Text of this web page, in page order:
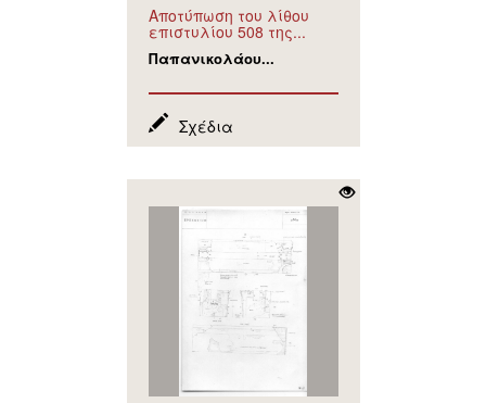
Αποτύπωση του λίθου
επιστυλίου 508 της...
Παπανικολάου...
Σχέδια